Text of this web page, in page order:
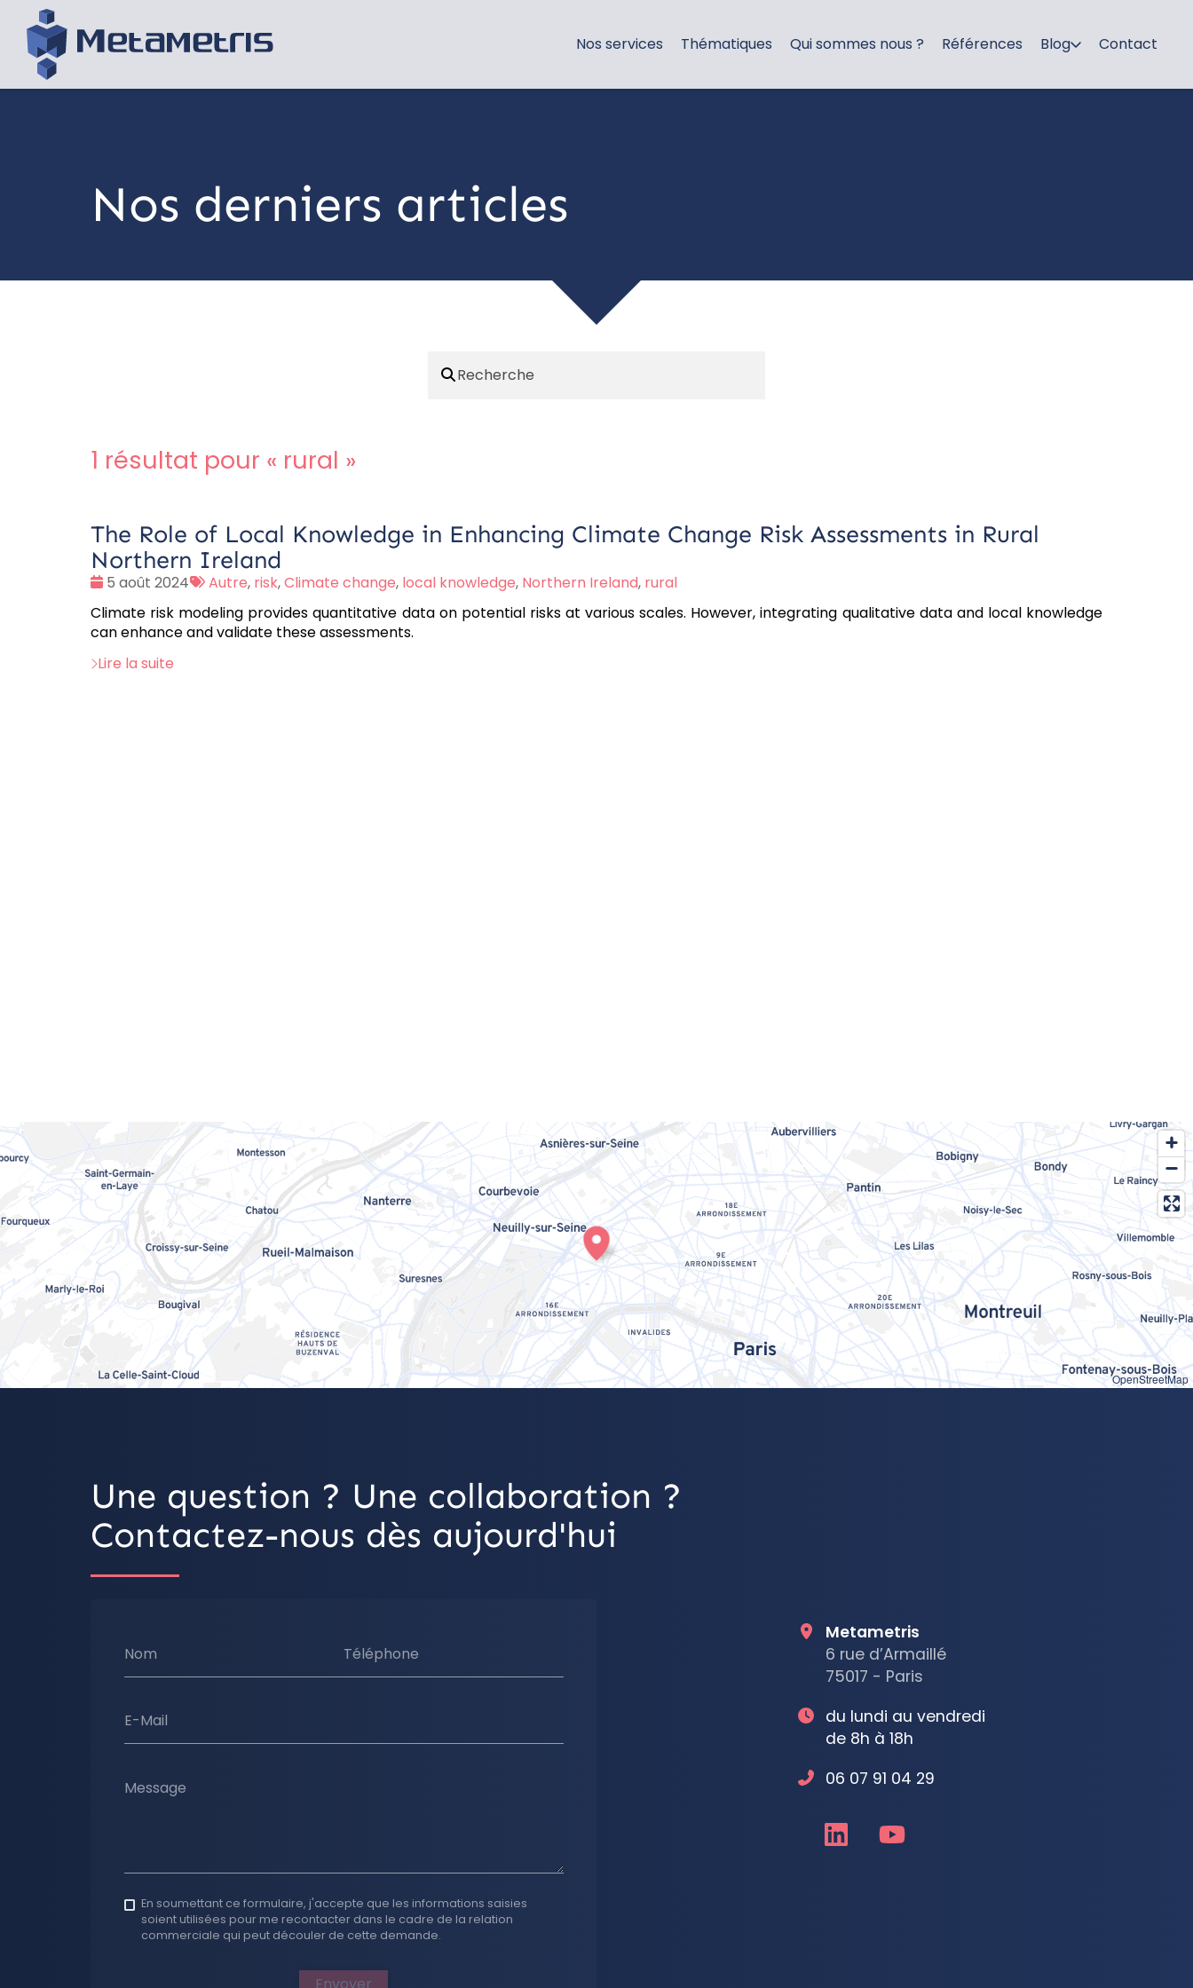
Nos services Thématiques Qui sommes nous ? Références Blog Contact
Nos derniers articles
1 résultat pour « rural »
The Role of Local Knowledge in Enhancing Climate Change Risk Assessments in Rural
Northern Ireland
Date
5 août 2024
Tags
Autre, risk,Climate change, local knowledge, Northern Ireland, rural
Climate risk modeling provides quantitative data on potential risks at various scales. However, integrating qualitative data and local knowledge
can enhance and validate these assessments.
Lire la suite
OpenStreetMap
Une question ? Une collaboration ?
Contactez-nous dès aujourd'hui
Nom Téléphone
E-Mail
Message
En soumettant ce formulaire, j'accepte que les informations saisies
soient utilisées pour me recontacter dans le cadre de la relation
commerciale qui peut découler de cette demande.
Metametris
6 rue d’Armaillé
75017 - Paris
du lundi au vendredi
de 8h à 18h
06 07 91 04 29